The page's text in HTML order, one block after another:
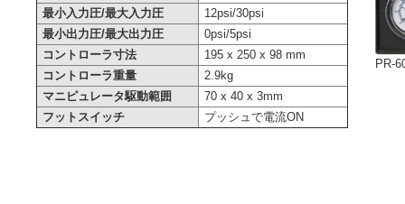
最小入力圧/最大入力圧
12psi/30psi
最小出力圧/最大出力圧
0psi/5psi
コントローラ寸法
195 x 250 x 98 mm
コントローラ重量
2.9kg
マニピュレータ駆動範囲
70 x 40 x 3mm
フットスイッチ
プッシュで電流ON
PR-